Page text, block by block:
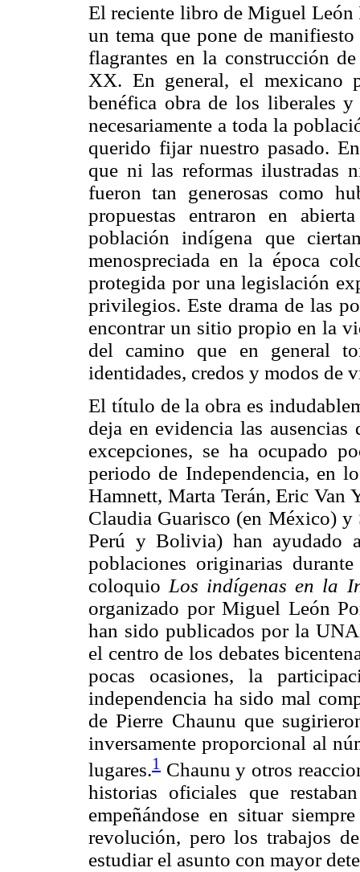
El reciente libro de Miguel
un tema que pone de
flagrantes en la construcción
XX. En general, el mexicano
benéfica obra de los liberales
necesariamente a toda la
querido fijar nuestro pasado.
que ni las reformas ilustradas
fueron tan generosas como
propuestas entraron en
población indígena que
menospreciada en la época
protegida por una legislación
privilegios. Este drama de las
encontrar un sitio propio en la
del camino que en general
identidades, credos y modos de
El título de la obra es
deja en evidencia las
excepciones, se ha ocupado
periodo de Independencia, en
Hamnett, Marta Terán, Eric Van
Claudia Guarisco (en México)
Perú y Bolivia) han ayudado
poblaciones originarias
coloquio Los indígenas en la
organizado por Miguel León
han sido publicados por la
el centro de los debates
pocas ocasiones, la
independencia ha sido mal
de Pierre Chaunu que
inversamente proporcional al
lugares.1 Chaunu y otros
historias oficiales que
empeñándose en situar
revolución, pero los trabajos
estudiar el asunto con mayor